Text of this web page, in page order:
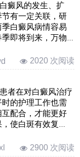
白癜风的发生、扩
有一定关联，研
白癜风病情容易
即将到来，万物
2020 次阅读
患者在对白癜风治疗
的护理工作也需
配合，才能更好
使白斑有效复
2900 次阅读